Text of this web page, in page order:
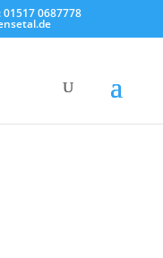
0687778